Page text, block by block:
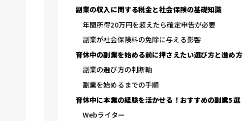
副業の収入に関する税金と社会保険の基礎知識
年間所得20万円を超えたら確定申告が必要
副業が社会保険料の免除に与える影響
育休中の副業を始める前に押さえたい選び方と進め方
副業の選び方の判断軸
副業を始めるまでの手順
育休中に本業の経験を活かせる！おすすめの副業5選
Webライター